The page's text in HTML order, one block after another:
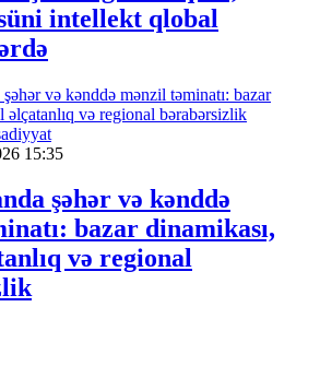
intellekt qlobal
15:35
şəhər və kənddə
bazar dinamikası,
və regional